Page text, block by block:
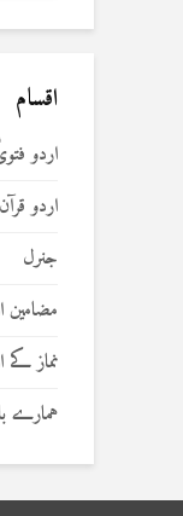
اقسام
اردو
اردو قرآن
جنرل
مضامین
نماز کے
ہمارے